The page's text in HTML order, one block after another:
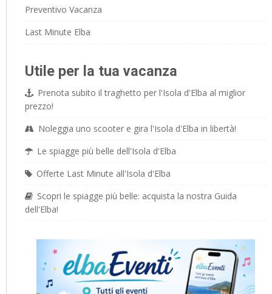
Preventivo Vacanza
Last Minute Elba
Utile per la tua vacanza
Prenota subito il traghetto per l'Isola d'Elba al miglior
prezzo!
Noleggia uno scooter e gira l'Isola d'Elba in libertà!
Le spiagge più belle dell'Isola d'Elba
Offerte Last Minute all'Isola d'Elba
Scopri le spiagge più belle: acquista la nostra Guida
dell'Elba!